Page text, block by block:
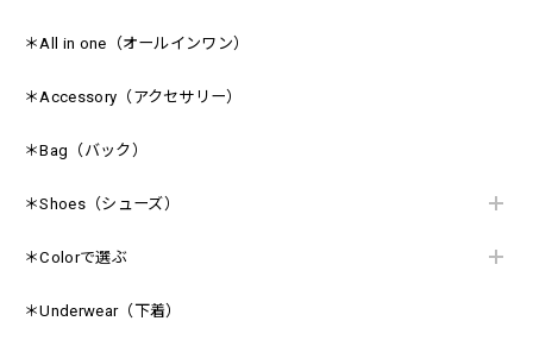
＊All in one（オールインワン）
＊Accessory（アクセサリー）
＊Bag（バック）
＊Shoes（シューズ）
＊Colorで選ぶ
＊Underwear（下着）